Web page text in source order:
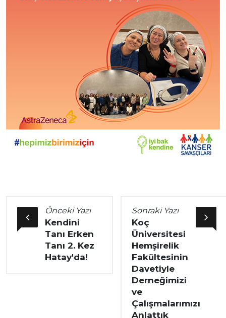
Önceki Yazı
Kendini
Tanı Erken
Tanı 2. Kez
Hatay'da!
Sonraki Yazı
Koç
Üniversitesi
Hemşirelik
Fakültesinin
Davetiyle
Derneğimizi
ve
Çalışmalarımızı
Anlattık